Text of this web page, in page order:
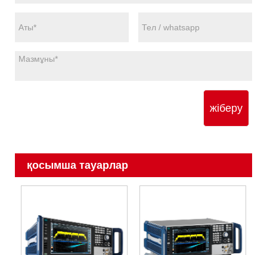
жіберу
қосымша тауарлар